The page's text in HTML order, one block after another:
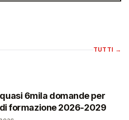
TUTTI →
6mila domande per
formazione 2026-2029